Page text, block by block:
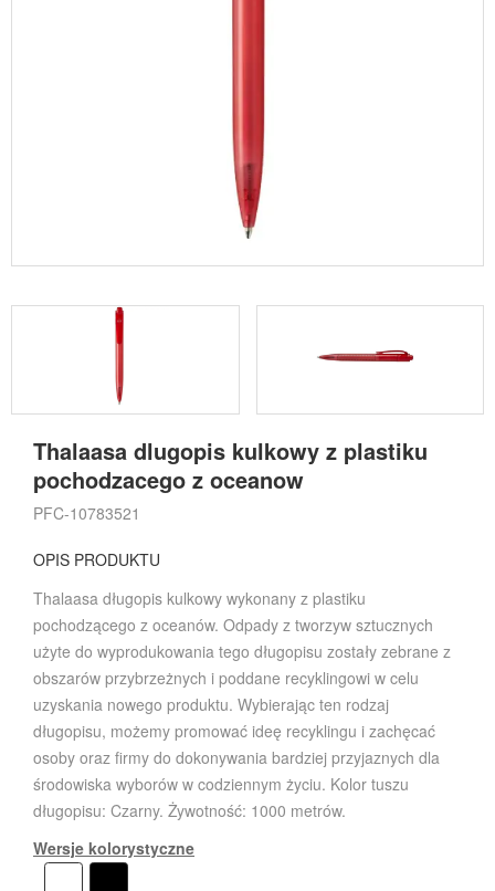
Thalaasa dlugopis kulkowy z plastiku
pochodzacego z oceanow
PFC-10783521
OPIS PRODUKTU
Thalaasa długopis kulkowy wykonany z plastiku
pochodzącego z oceanów. Odpady z tworzyw sztucznych
użyte do wyprodukowania tego długopisu zostały zebrane z
obszarów przybrzeżnych i poddane recyklingowi w celu
uzyskania nowego produktu. Wybierając ten rodzaj
długopisu, możemy promować ideę recyklingu i zachęcać
osoby oraz firmy do dokonywania bardziej przyjaznych dla
środowiska wyborów w codziennym życiu. Kolor tuszu
długopisu: Czarny. Żywotność: 1000 metrów.
Wersje kolorystyczne